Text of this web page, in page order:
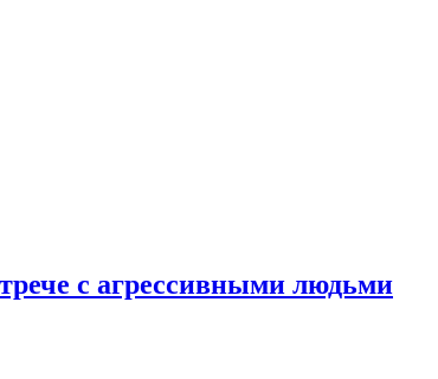
с агрессивными людьми